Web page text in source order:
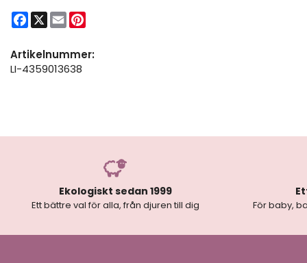
Facebook
X Email
Artikelnummer:
LI-4359013638
Ekologiskt sedan 1999
Ett bättre val för alla, från djuren till dig För baby,